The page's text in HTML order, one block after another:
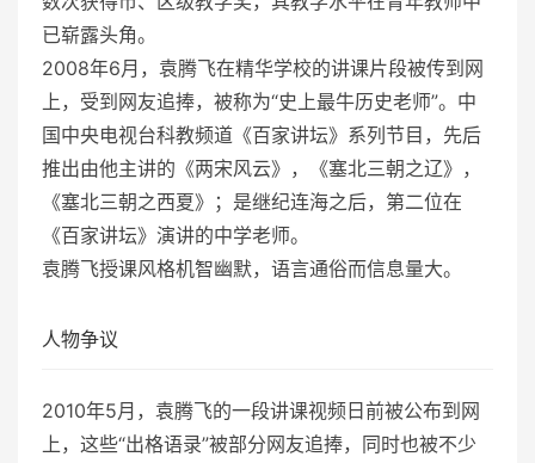
已崭露头角。
2008年6月，袁腾飞在精华学校的讲课片段被传到网
上，受到网友追捧，被称为“史上最牛历史老师”。中
国中央电视台科教频道《百家讲坛》系列节目，先后
推出由他主讲的《两宋风云》，《塞北三朝之辽》，
《塞北三朝之西夏》；是继纪连海之后，第二位在
《百家讲坛》演讲的中学老师。
袁腾飞授课风格机智幽默，语言通俗而信息量大。
人物争议
2010年5月，袁腾飞的一段讲课视频日前被公布到网
上，这些“出格语录”被部分网友追捧，同时也被不少